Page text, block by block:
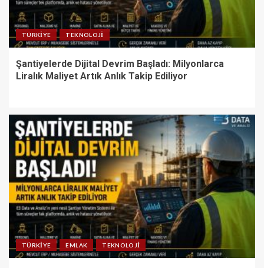
TÜRKIYE TEKNOLOJI
Şantiyelerde Dijital Devrim Başladı: Milyonlarca
Liralık Maliyet Artık Anlık Takip Ediliyor
TÜRKIYE EMLAK TEKNOLOJI